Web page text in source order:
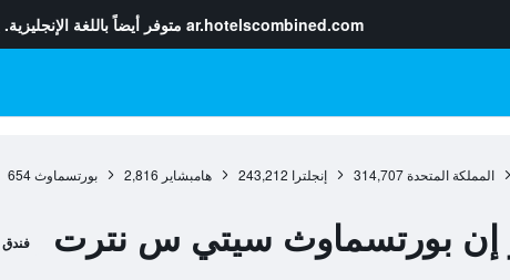
ar.hotelscombined.com متوفر أيضاً باللغة الإنجليزية.
المملكة المتحدة 314,707 إنجلترا 243,212 هامبشاير 2,816 بورتسماوث 654
إن بورتسماوث سيتي س نترت فندق